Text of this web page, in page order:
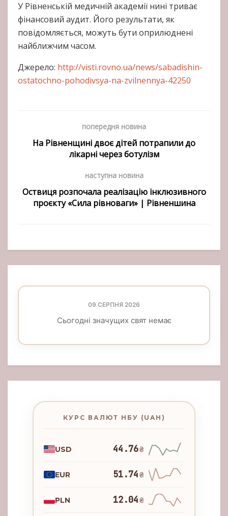
У Рівненській медичній академії нині триває
фінансовий аудит. Його результати, як
повідомляється, можуть бути оприлюднені
найближчим часом.
Джерело: http://visti.rovno.ua/news/sabadishin-
ostatochno-pohodivsya-na-zvilnennya-42250
попередня новина
На Рівненщині двоє дітей потрапили до
лікарні через ботулізм
наступна новина
Оствиця розпочала реалізацію інклюзивного
проєкту «Сила рівноваги» | Рівненшина
09 СЕРПНЯ 2026
Сьогодні значущих свят немає
КУРС ВАЛЮТ НБУ (UAH)
USD 44.76₴
EUR 51.74₴
PLN 12.04₴